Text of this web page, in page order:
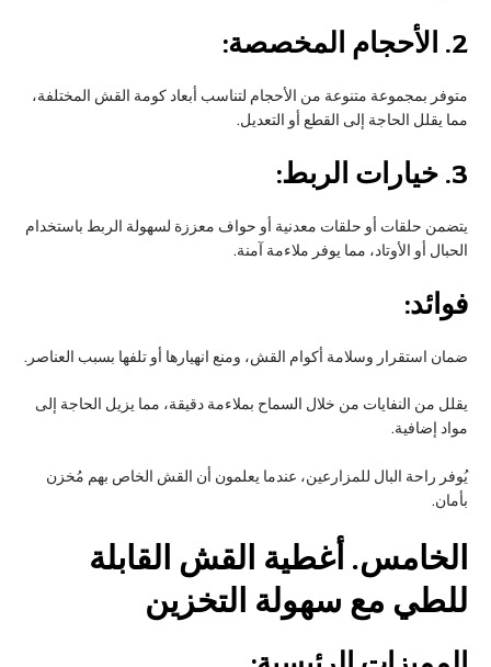
2. الأحجام المخصصة:
متوفر بمجموعة متنوعة من الأحجام لتناسب أبعاد كومة القش المختلفة،
مما يقلل الحاجة إلى القطع أو التعديل.
3. خيارات الربط:
يتضمن حلقات أو حلقات معدنية أو حواف معززة لسهولة الربط باستخدام
الحبال أو الأوتاد، مما يوفر ملاءمة آمنة.
فوائد:
ضمان استقرار وسلامة أكوام القش، ومنع انهيارها أو تلفها بسبب العناصر.
يقلل من النفايات من خلال السماح بملاءمة دقيقة، مما يزيل الحاجة إلى
مواد إضافية.
يُوفر راحة البال للمزارعين، عندما يعلمون أن القش الخاص بهم مُخزن
بأمان.
الخامس. أغطية القش القابلة
للطي مع سهولة التخزين